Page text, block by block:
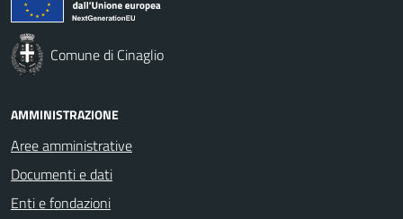
Comune di Cinaglio
AMMINISTRAZIONE
Aree amministrative
Documenti e dati
Enti e fondazioni